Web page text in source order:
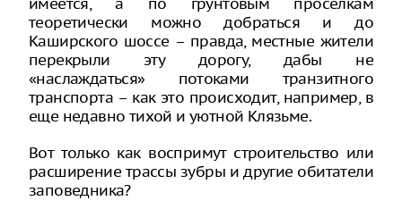
теоретически можно добраться и до
Каширского шоссе – правда, местные жители
перекрыли эту дорогу, дабы не
«наслаждаться» потоками транзитного
транспорта – как это происходит, например, в
еще недавно тихой и уютной Клязьме.
Вот только как воспримут строительство или
расширение трассы зубры и другие обитатели
заповедника?